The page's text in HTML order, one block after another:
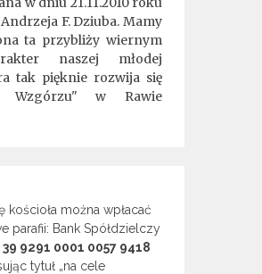
Andrzeja F. Dziuba. Mamy
ta przybliży wiernym
naszej młodej
tak pięknie rozwija się
Wzgórzu" w Rawie
kościoła można wpłacać
parafii: Bank Spółdzielczy
39 9291 0001 0057 9418
tytuł „na cele